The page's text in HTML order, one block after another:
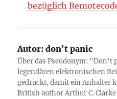
bezüglich
Autor: don't panic
Über das Pseudonym: "Don't
legendären elektronischen
gedruckt, damit ein Anhalter
British author Arthur C.